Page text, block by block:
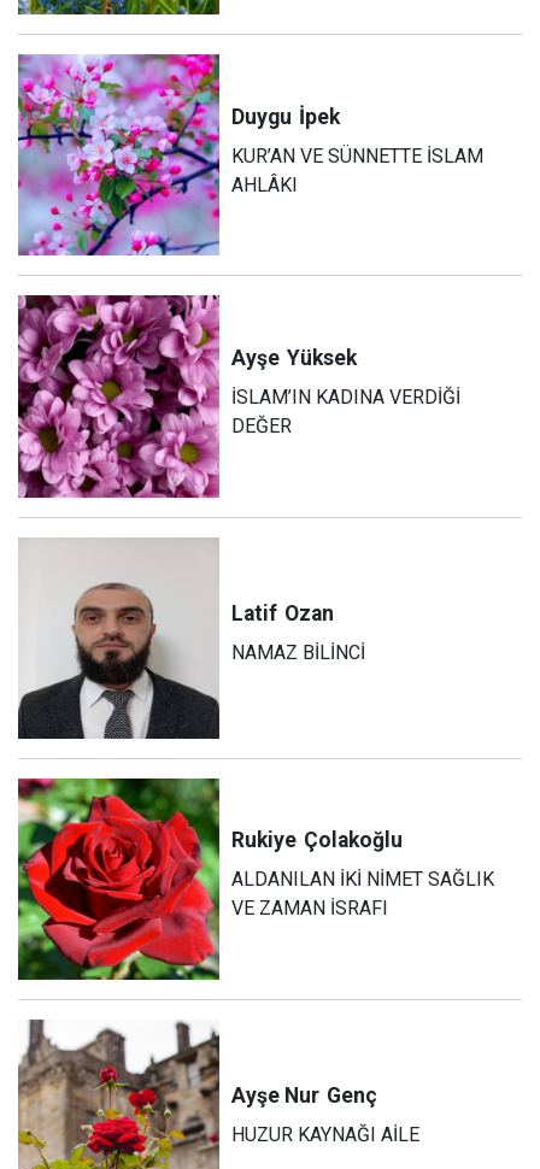
Duygu İpek
KUR’AN VE SÜNNETTE İSLAM
AHLÂKI
Ayşe Yüksek
İSLAM’IN KADINA VERDİĞİ
DEĞER
Latif Ozan
NAMAZ BİLİNCİ
Rukiye Çolakoğlu
ALDANILAN İKİ NİMET SAĞLIK
VE ZAMAN İSRAFI
Ayşe Nur Genç
HUZUR KAYNAĞI AİLE